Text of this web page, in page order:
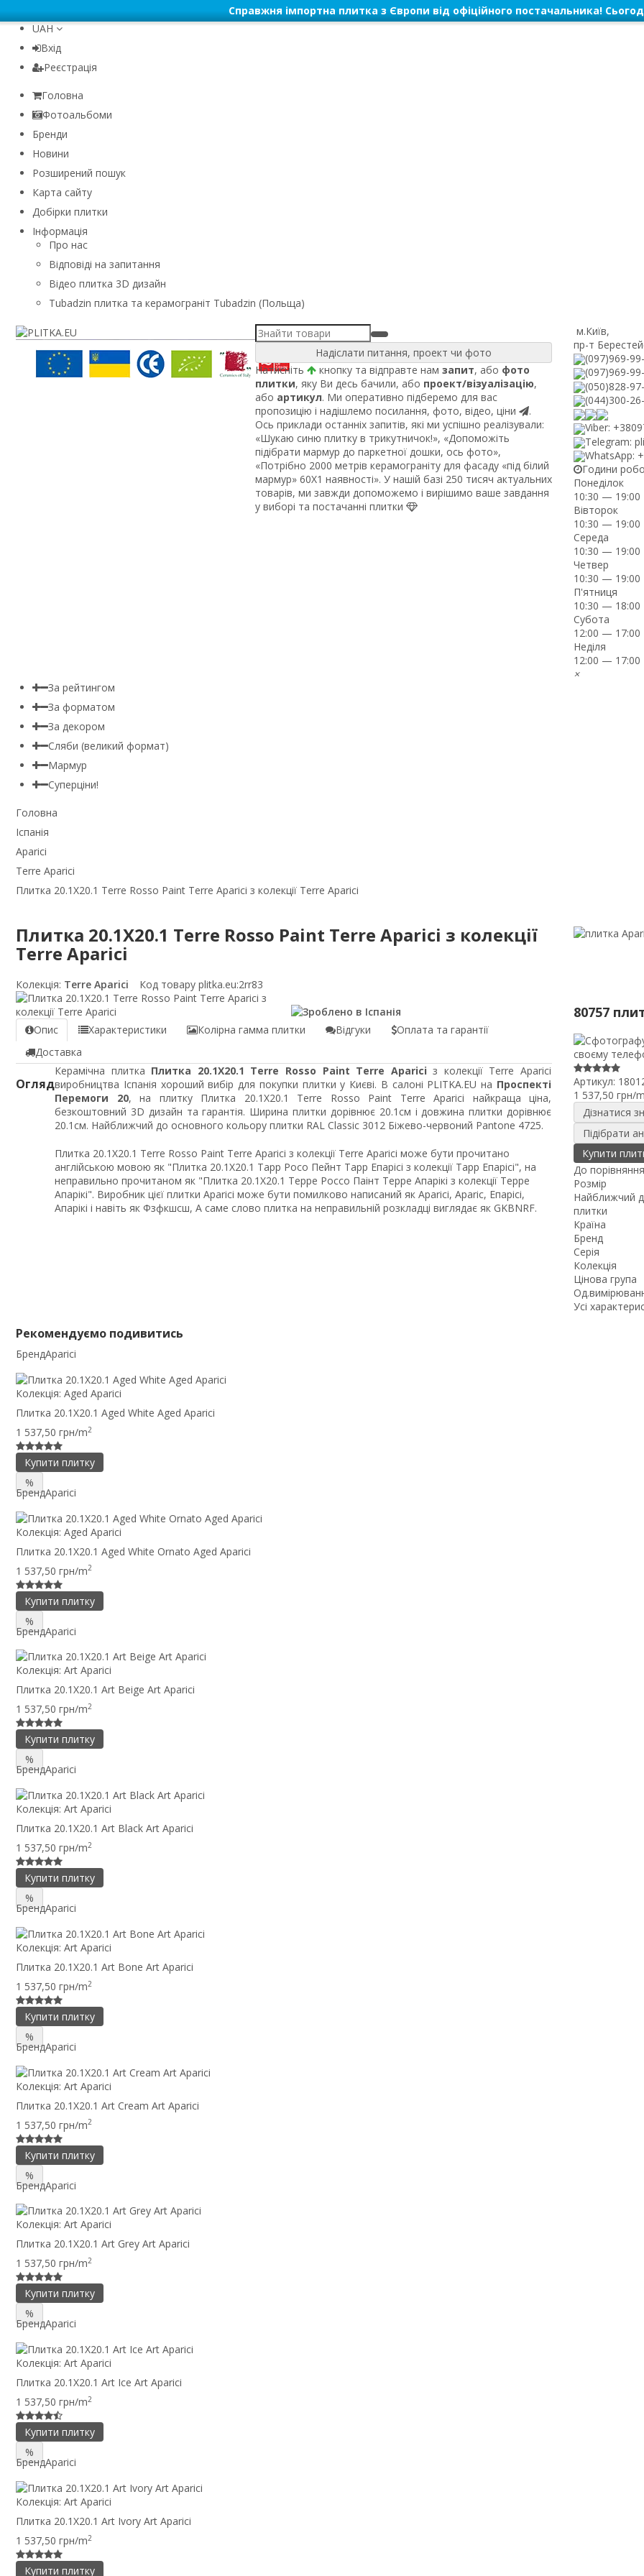
Справжня імпортна плитка з Європи від офіційного постачальника!
UAH
Вхід
Реєстрація
Головна
Фотоальбоми
Бренди
Новини
Розширений пошук
Карта сайту
Добірки плитки
Інформація
Про нас
Відповіді на запитання
Відео плитка 3D дизайн
Tubadzin плитка та керамограніт Tubadzin (Польща)
Надіслати питання, проект чи фото
Натисніть
кнопку та відправте нам запит, або фото
плитки, яку Ви десь бачили, або проект/візуалізацію,
або артикул. Ми оперативно підберемо для вас
пропозицію і надішлемо посилання, фото, відео, ціни
.
Ось приклади останніх запитів, які ми успішно реалізували:
«Шукаю синю плитку в трикутничок!», «Допоможіть
підібрати мармур до паркетної дошки, ось фото»,
«Потрібно 2000 метрів керамограніту для фасаду «під білий
мармур» 60Х1 наявності». У нашій базі 250 тисяч актуальних
товарів, ми завжди допоможемо і вирішимо ваше завдання
у виборі та постачанні плитки
м.Київ,
пр-т
(097)969-
(097)969-
(050)828-
(044)300-
Viber:
Telegram:
WhatsApp:
Години
Понеділок
10:30 — 19:00
Вівторок
10:30 — 19:00
Середа
10:30 — 19:00
Четвер
10:30 — 19:00
П'ятниця
10:30 — 18:00
Субота
12:00 — 17:00
Неділя
12:00 — 17:00
×
За рейтингом
За форматом
За декором
Сляби (великий формат)
Мармур
Суперціни!
Головна
Іспанія
Aparici
Terre Aparici
Плитка 20.1X20.1 Terre Rosso Paint Terre Aparici з колекції Terre Aparici
Плитка 20.1X20.1 Terre Rosso Paint Terre Aparici з колекції
Terre Aparici
Колекція: Terre Aparici Код товару plitka.eu:2rr83
Опис Характеристики Колірна гамма плитки Відгуки
Оплата та гарантії
Доставка
Огляд
Керамічна плитка Плитка 20.1X20.1 Terre Rosso Paint Terre Aparici з колекції Terre Aparici
виробництва Іспанія хороший вибір для покупки плитки у Києві. В салоні PLITKA.EU на Проспекті
Перемоги 20, на плитку Плитка 20.1X20.1 Terre Rosso Paint Terre Aparici найкраща ціна,
безкоштовний 3D дизайн та гарантія. Ширина плитки дорівнює 20.1см і довжина плитки дорівнює
20.1см. Найближчий до основного кольору плитки RAL Classic 3012 Біжево-червоний Pantone 4725.
Плитка 20.1X20.1 Terre Rosso Paint Terre Aparici з колекції Terre Aparici може бути прочитано
англійською мовою як "Плитка 20.1X20.1 Тарр Росо Пейнт Тарр Епарісі з колекції Тарр Епарісі", на
неправильно прочитаном як "Плитка 20.1X20.1 Терре Россо Паінт Терре Апарікі з колекції Терре
Апарікі". Виробник цієї плитки Aparici може бути помилково написаний як Aparici, Aparic, Епарісі,
Апарікі і навіть як Фзфкшсш, А саме слово плитка на неправильній розкладці виглядає як GKBNRF.
80757
Артикул:
1 537,50 грн/m
Дізнатися
Підібрати
Купити
До порівняння
Розмір
Найближчий
плитки
Країна
Бренд
Серія
Колекція
Цінова група
Усі
Рекомендуємо подивитись
БрендAparici
Колекція: Aged Aparici
Плитка 20.1X20.1 Aged White Aged Aparici
1 537,50 грн/m2
Купити плитку
%
БрендAparici
Колекція: Aged Aparici
Плитка 20.1X20.1 Aged White Ornato Aged Aparici
1 537,50 грн/m2
Купити плитку
%
БрендAparici
Колекція: Art Aparici
Плитка 20.1X20.1 Art Beige Art Aparici
1 537,50 грн/m2
Купити плитку
%
БрендAparici
Колекція: Art Aparici
Плитка 20.1X20.1 Art Black Art Aparici
1 537,50 грн/m2
Купити плитку
%
БрендAparici
Колекція: Art Aparici
Плитка 20.1X20.1 Art Bone Art Aparici
1 537,50 грн/m2
Купити плитку
%
БрендAparici
Колекція: Art Aparici
Плитка 20.1X20.1 Art Cream Art Aparici
1 537,50 грн/m2
Купити плитку
%
БрендAparici
Колекція: Art Aparici
Плитка 20.1X20.1 Art Grey Art Aparici
1 537,50 грн/m2
Купити плитку
%
БрендAparici
Колекція: Art Aparici
Плитка 20.1X20.1 Art Ice Art Aparici
1 537,50 грн/m2
Купити плитку
%
БрендAparici
Колекція: Art Aparici
Плитка 20.1X20.1 Art Ivory Art Aparici
1 537,50 грн/m2
Купити плитку